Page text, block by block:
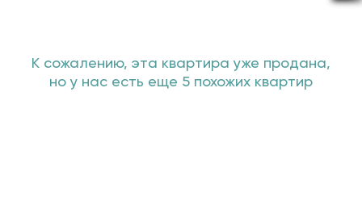
К сожалению, эта квартира уже продана,
но у нас есть еще 5 похожих квартир